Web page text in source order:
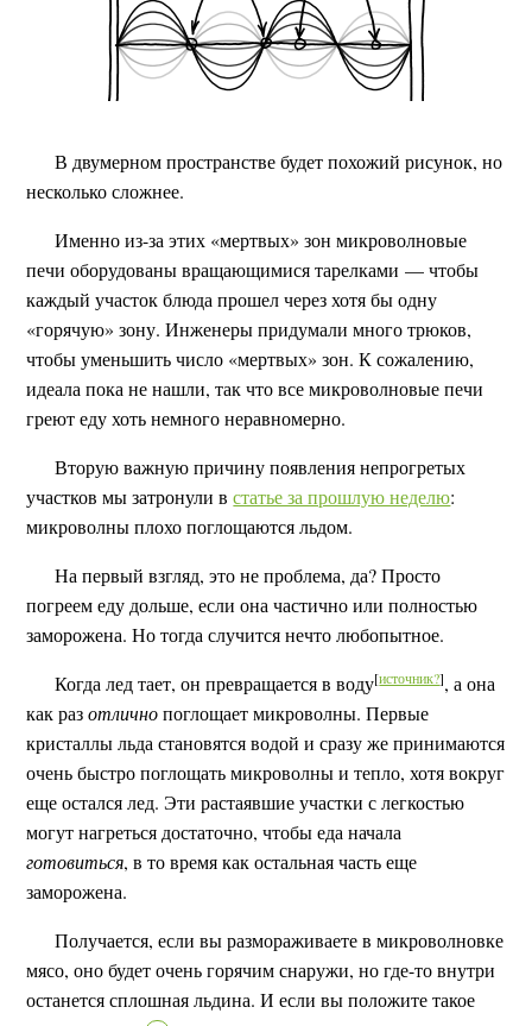
В двумерном пространстве будет похожий рисунок, но
несколько сложнее.
Именно из-за этих «мертвых» зон микроволновые
печи оборудованы вращающимися тарелками — чтобы
каждый участок блюда прошел через хотя бы одну
«горячую» зону. Инженеры придумали много трюков,
чтобы уменьшить число «мертвых» зон. К сожалению,
идеала пока не нашли, так что все микроволновые печи
греют еду хоть немного неравномерно.
Вторую важную причину появления непрогретых
участков мы затронули встатье за прошлую неделю:
микроволны плохо поглощаются льдом.
На первый взгляд, это не проблема, да? Просто
погреем еду дольше, если она частично или полностью
заморожена. Но тогда случится нечто любопытное.
Когда лед тает, он превращается в воду[источник?], а она
как разотличнопоглощает микроволны. Первые
кристаллы льда становятся водой и сразу же принимаются
очень быстро поглощать микроволны и тепло, хотя вокруг
еще остался лед. Эти растаявшие участки с легкостью
могут нагреться достаточно, чтобы еда начала
готовиться, в то время как остальная часть еще
заморожена.
Получается, если вы размораживаете в микроволновке
мясо, оно будет очень горячим снаружи, но где-то внутри
останется сплошная льдина. И если вы положите такое